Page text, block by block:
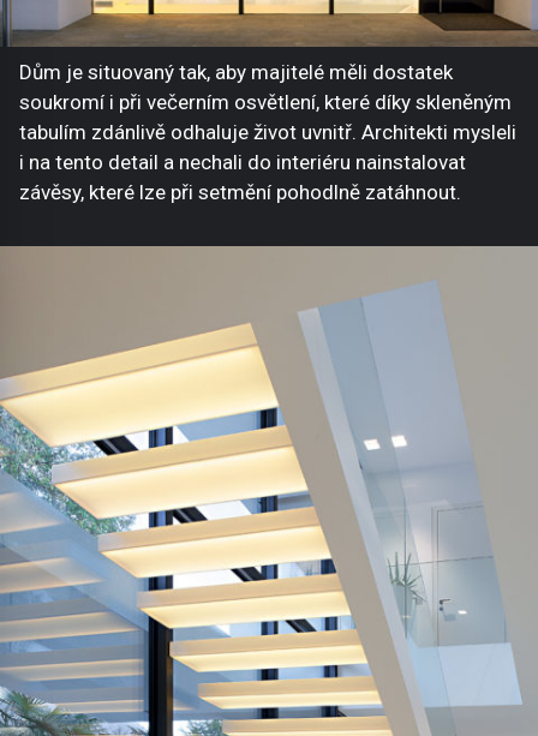
Dům je situovaný tak, aby majitelé měli dostatek
soukromí i při večerním osvětlení, které díky skleněným
tabulím zdánlivě odhaluje život uvnitř. Architekti mysleli
i na tento detail a nechali do interiéru nainstalovat
závěsy, které lze při setmění pohodlně zatáhnout.